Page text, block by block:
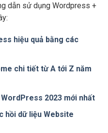
dẫn sử dụng Wordpress +
hiệu quả bằng các
chi tiết từ A tới Z năm
2023 mới nhất
hồi dữ liệu Website